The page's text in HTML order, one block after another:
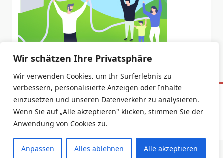
Wir schätzen Ihre Privatsphäre
Wir verwenden Cookies, um Ihr Surferlebnis zu
verbessern, personalisierte Anzeigen oder Inhalte
einzusetzen und unseren Datenverkehr zu analysieren.
Wenn Sie auf „Alle akzeptieren" klicken, stimmen Sie der
Anwendung von Cookies zu.
Anpassen Alles ablehnen Alle akzeptieren
Datenschutzerklärung Impressum
Copyright © 2026 -Yuki Blogger Theme